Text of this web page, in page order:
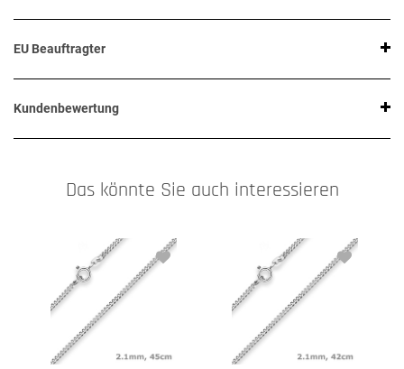
EU Beauftragter
Kundenbewertung
Das könnte Sie auch interessieren